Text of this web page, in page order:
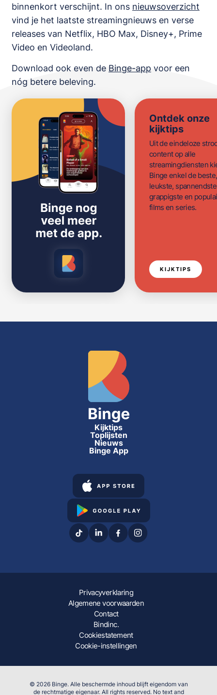
binnenkort verschijnt. In ons nieuwsoverzicht
vind je het laatste streamingnieuws en verse
releases van Netflix, HBO Max, Disney+, Prime
Video en Videoland.
Download ook even de Binge-app voor een
nóg betere beleving.
Ontdek onze
kijktips
Uit de eindeloze
content op alle
streamingdiensten
Binge enkel de beste,
leukste,
grappigste en
films en series.
KIJKTIPS
Kijktips
Toplijsten
Nieuws
Binge App
Privacyverklaring
Algemene voorwaarden
Contact
Bindinc.
Cookiestatement
Cookie-instellingen
© 2026 Binge. Alle beschermde inhoud blijft eigendom van
de rechtmatige eigenaar. All rights reserved. No text and